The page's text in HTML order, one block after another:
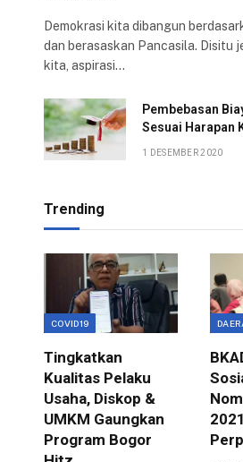
Demokrasi kita dibangun
dan berasaskan Pancasila. Disitu
kita, aspirasi…
Pembebasan
Sesuai Harapan
1 DESEMBER 2020
Trending
COVID19
Tingkatkan
Kualitas Pelaku
Usaha, Diskop &
UMKM Gaungkan
Program Bogor